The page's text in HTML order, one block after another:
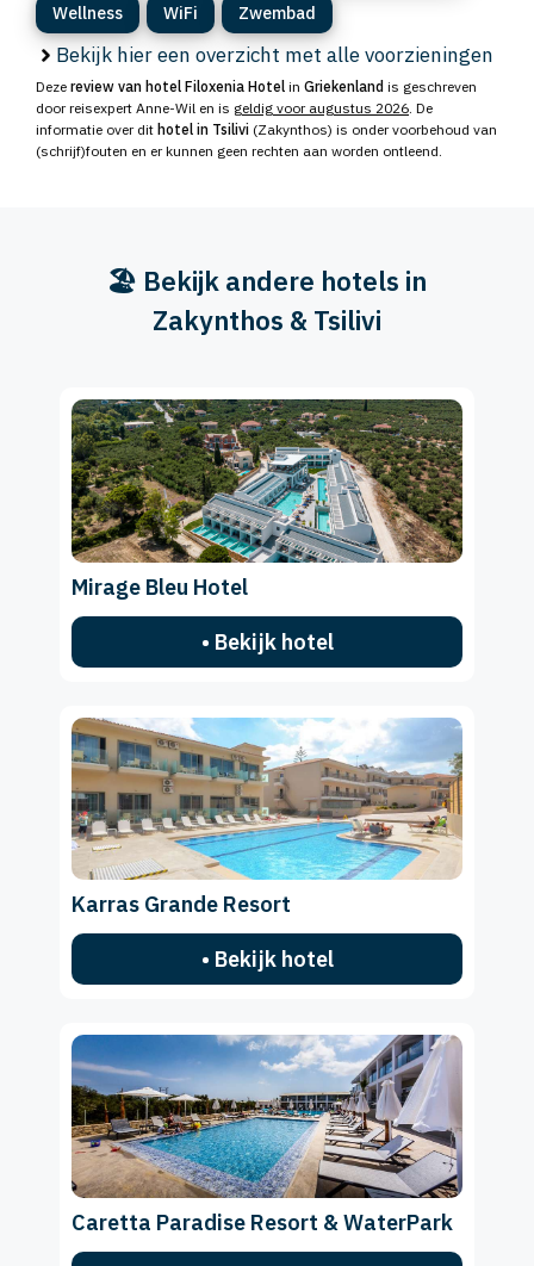
Wellness WiFi Zwembad
Bekijk hier een overzicht met alle voorzieningen
Deze review van hotel Filoxenia Hotel in Griekenland is geschreven
door reisexpert Anne-Wil en is geldig voor augustus 2026 . De
informatie over dit hotel in Tsilivi (Zakynthos) is onder voorbehoud van
(schrijf)fouten en er kunnen geen rechten aan worden ontleend.
🏖️ Bekijk andere hotels in
Zakynthos & Tsilivi
Mirage Bleu Hotel
• Bekijk hotel
Karras Grande Resort
• Bekijk hotel
Caretta Paradise Resort & WaterPark